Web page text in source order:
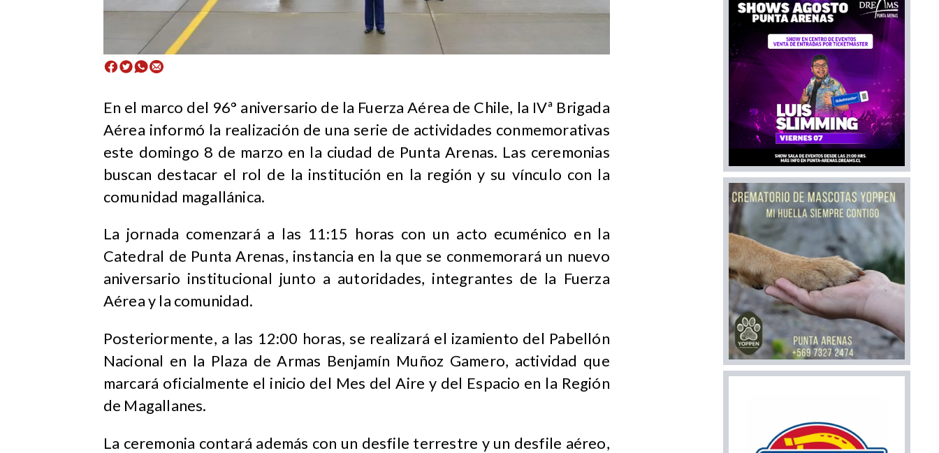
En el marco del 96° aniversario de la Fuerza Aérea de Chile, la IVª Brigada
Aérea informó la realización de una serie de actividades conmemorativas
este domingo 8 de marzo en la ciudad de Punta Arenas. Las ceremonias
buscan destacar el rol de la institución en la región y su vínculo con la
comunidad magallánica.
La jornada comenzará a las 11:15 horas con un acto ecuménico en la
Catedral de Punta Arenas, instancia en la que se conmemorará un nuevo
aniversario institucional junto a autoridades, integrantes de la Fuerza
Aérea y la comunidad.
Posteriormente, a las 12:00 horas, se realizará el izamiento del Pabellón
Nacional en la Plaza de Armas Benjamín Muñoz Gamero, actividad que
marcará oficialmente el inicio del Mes del Aire y del Espacio en la Región
de Magallanes.
La ceremonia contará además con un desfile terrestre y un desfile aéreo,